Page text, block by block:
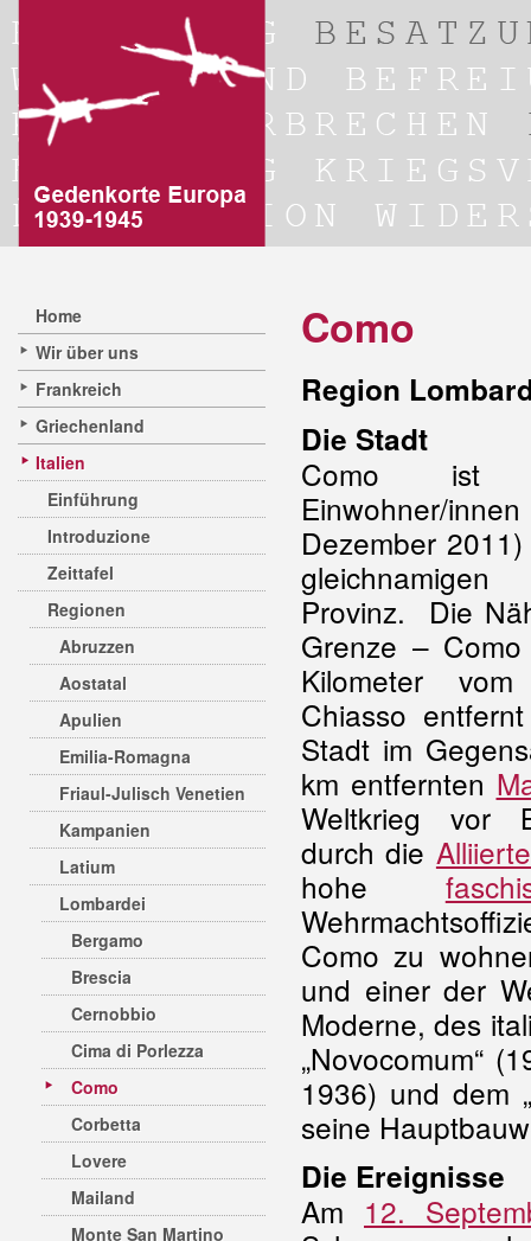
Home
Wir über uns
Frankreich
Griechenland
Italien
Einführung
Introduzione
Zeittafel
Regionen
Abruzzen
Aostatal
Apulien
Emilia-Romagna
Friaul-Julisch Venetien
Kampanien
Latium
Lombardei
Bergamo
Brescia
Cernobbio
Cima di Porlezza
Como
Corbetta
Lovere
Mailand
Monte San Martino
Como
Region
Die Stadt
Como ist
Einwohner/
Dezember
Provinz. Die
Grenze –
Kilometer vom
Chiasso
Stadt im
km entfernten
Weltkrieg vor
durch die
hohe
Como zu
und einer der
Moderne, des
„Novocomum“
1936) und dem
seine
Die Ereignisse
Am 12.